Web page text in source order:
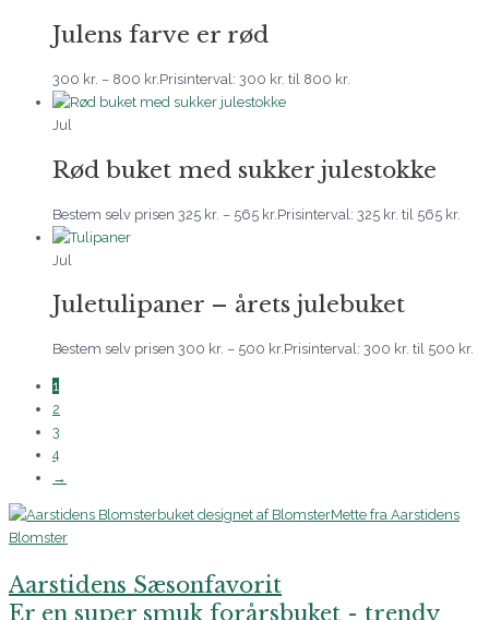
Julens farve er rød
300 kr. – 800 kr.Prisinterval: 300 kr. til 800 kr.
Jul
Rød buket med sukker julestokke
Bestem selv prisen 325 kr. – 565 kr. Prisinterval: 325 kr. til 565 kr.
Jul
Juletulipaner – årets julebuket
Bestem selv prisen 300 kr. – 500 kr.Prisinterval: 300 kr. til 500 kr.
1
2
3
4
→
Aarstidens Sæsonfavorit
Er en super smuk forårsbuket - trendy